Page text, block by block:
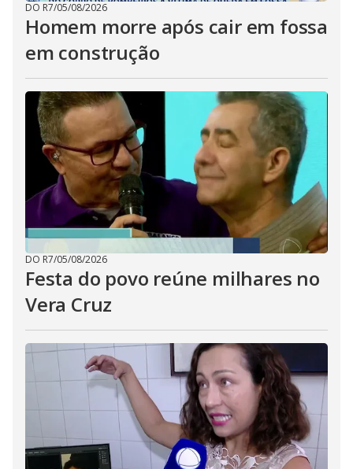
DO R7/05/08/2026
Homem morre após cair em fossa
em construção
DO R7/05/08/2026
Festa do povo reúne milhares no
Vera Cruz